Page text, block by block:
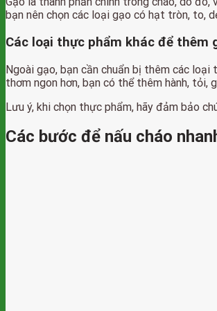
bạn nên chọn các loại gạo có hạt tròn, to,
Các loại thực phẩm khác để thêm
Ngoài gạo, bạn cần chuẩn bị thêm các
thơm ngon hơn, bạn có thể thêm hành, tỏi,
Lưu ý, khi chọn thực phẩm, hãy đảm bảo
Các bước để nấu cháo